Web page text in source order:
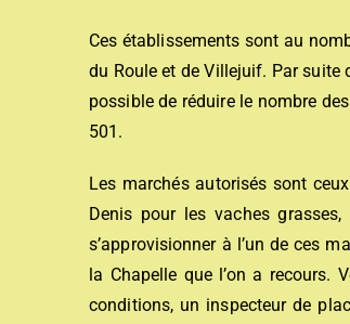
Ces établissements sont au
du Roule et de Villejuif. Par suite
possible de réduire le nombre
501.
Les marchés autorisés sont
Denis pour les vaches
s’approvisionner à l’un de ces
la Chapelle que l’on a recours.
conditions, un inspecteur de